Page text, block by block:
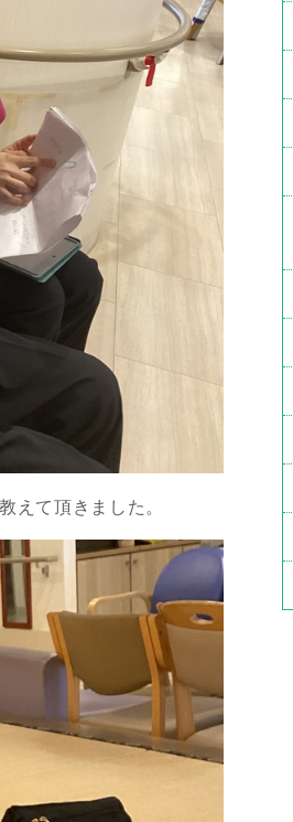
えて頂きました。